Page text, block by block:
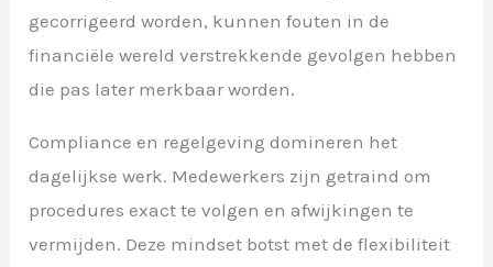
gecorrigeerd worden, kunnen fouten in de
financiële wereld verstrekkende gevolgen hebben
die pas later merkbaar worden.
Compliance en regelgeving domineren het
dagelijkse werk. Medewerkers zijn getraind om
procedures exact te volgen en afwijkingen te
vermijden. Deze mindset botst met de flexibiliteit